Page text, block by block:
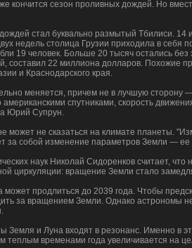
кончится сезон проливных дождей. Но
стал буквально размытый Тбилиси. 14
недель столица Грузии приходила в себя
19 человек. Больше 20 тысяч остались
составил 22 миллиона долларов. Похожие
и Краснодарского края.
меняется, причем не в лучшую
американскими спутниками, скорость
Юрий Супрун.
может не сказаться на климате планеты.
за собой изменение параметров Земли —
наук Николай Сидоренков считает,
циркуляции: вращение Земли стало
может продлиться до 2039 года. Чтобы
за вращением Земли. Однако астрономы
Земля и Луна входят в резонанс. Именно в
временами года увеличивается на